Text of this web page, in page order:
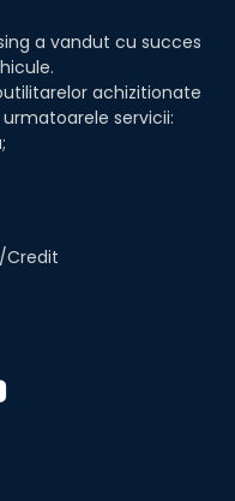
a vandut cu succes
achizitionate
servicii:
Credit